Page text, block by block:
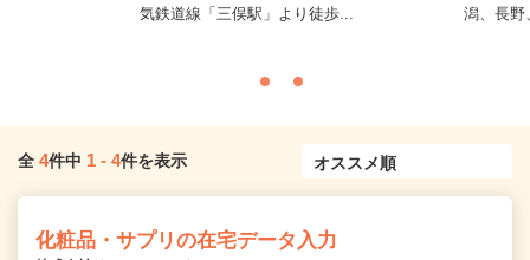
気鉄道線「三俣駅」より徒歩...
潟、長野
全 4件中 1 - 4件を表示
化粧品・サプリの在宅データ入力